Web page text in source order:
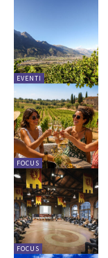
EVENTI
FOCUS
FOCUS